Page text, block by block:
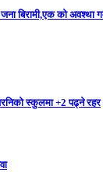
बिरामी,एक को अवश्था
स्कुलमा +2 पढ्ने रहर